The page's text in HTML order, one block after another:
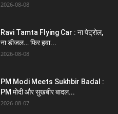
2026-08-08
Ravi Tamta Flying Car : ना पेट्रोल,
ना डीजल… फिर हवा...
2026-08-08
PM Modi Meets Sukhbir Badal :
PM मोदी और सुखबीर बादल...
2026-08-07